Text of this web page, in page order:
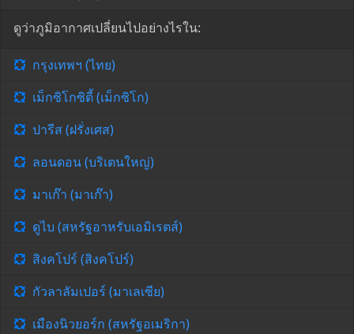
ดูว่าภูมิอากาศเปลี่ยนไปอย่างไรใน:
กรุงเทพฯ (ไทย)
เม็กซิโกซิตี้ (เม็กซิโก)
ปารีส (ฝรั่งเศส)
ลอนดอน (บริเตนใหญ่)
มาเก๊า (มาเก๊า)
ดูไบ (สหรัฐอาหรับเอมิเรตส์)
สิงคโปร์ (สิงคโปร์)
กัวลาลัมเปอร์ (มาเลเซีย)
เมืองนิวยอร์ก (สหรัฐอเมริกา)